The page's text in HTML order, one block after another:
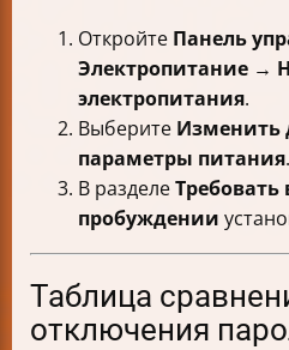
Откройте Панель
Электропитание →
электропитания.
Выберите Изменить
параметры питания.
В разделеТребовать
пробуждении
Таблица
отключения